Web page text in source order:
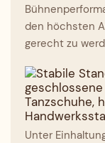
den höchsten
gerecht zu
Unter